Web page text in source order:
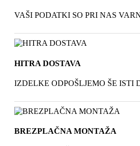
VAŠI PODATKI SO PRI NAS
HITRA DOSTAVA
IZDELKE ODPOŠLJEMO ŠE ISTI
BREZPLAČNA MONTAŽA